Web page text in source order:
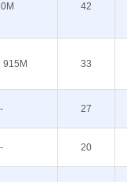
42
915M 33
- 27
- 20